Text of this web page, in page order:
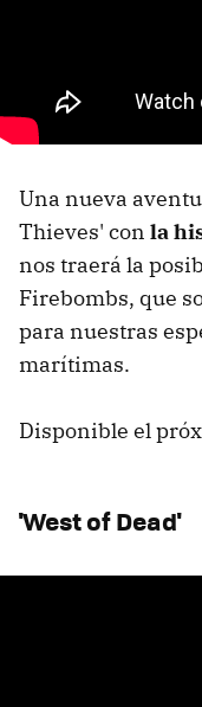
Una nueva
Thieves' con la
nos traerá la
Firebombs, que
para nuestras
marítimas.
Disponible el
'West of Dead'